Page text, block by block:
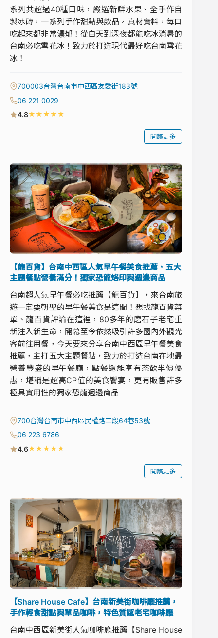
系列共超過40種口味，嚴選新鮮水果、全手作自
製冰磚，一系列手作甜點與飲品，真材實料，每口
吃起來都非常濃郁！從白天到深夜都能吃冰消暑的
台南必吃雪花冰！致力於打造現代最好吃台南雪花
冰！
700003台灣台南市中西區友愛街183號
06 221 0029
4.8★★★★★
閱讀更多
【龍百貨】台南中西區人氣早午餐美食推薦，五大
主題餐點營養滿分！獨家恐龍烙印與週邊商品
台南超人氣早午餐必吃推薦【龍百貨】，來台南旅
遊一定要朝聖的早午餐美食是這間！想找龍百貨菜
單、龍百貨評論在這裡，80多年的磨石子老宅重
新注入新生命，開幕至今依然吸引許多國內外觀光
客前往用餐，今天要來分享台南中西區早午餐美食
推薦，主打五大主題餐點，致力於打造台南在地最
營養豐盛的早午餐廳，點餐還能享有茶飲半價優
惠，堪稱是超高CP值的美食饗宴，更有販售許多
極具實用性的獨家恐龍週邊商品
700台灣台南市中西區民權路二段64巷53號
06 223 6786
4.6★★★★★
閱讀更多
【Share House Cafe】台南新美街咖啡廳推薦，
手作輕食甜點與單品咖啡，特色質感老宅咖啡廳
台南中西區新美街人氣咖啡廳推薦【Share House